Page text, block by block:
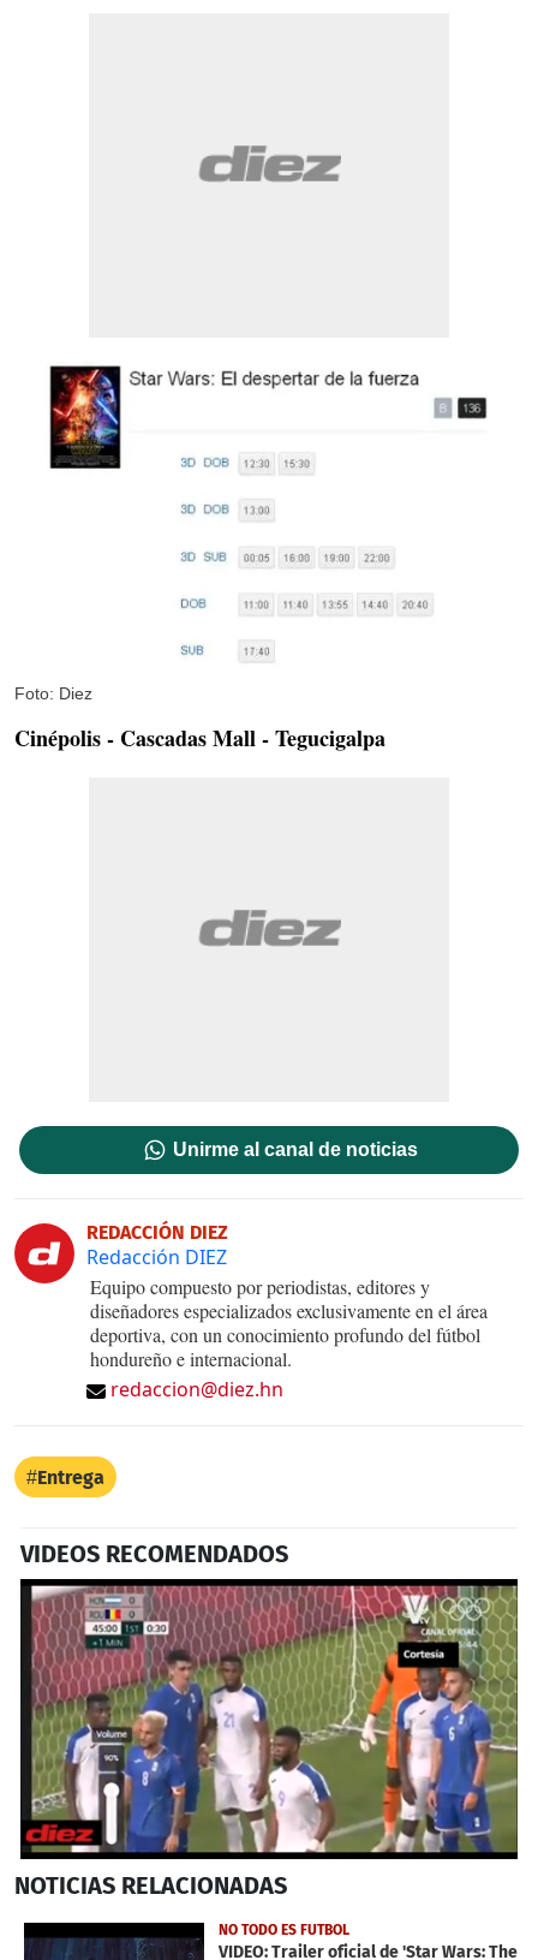
Foto: Diez
Cinépolis - Cascadas Mall - Tegucigalpa
Unirme al canal de noticias
REDACCIÓN DIEZ
Redacción DIEZ
Equipo compuesto por periodistas, editores y
diseñadores especializados exclusivamente en el área
deportiva, con un conocimiento profundo del fútbol
hondureño e internacional.
redaccion@diez.hn
Entrega
VIDEOS RECOMENDADOS
seconds
33
seconds
NOTICIAS RELACIONADAS
NO TODO ES FUTBOL
VIDEO: Trailer oficial de 'Star Wars: The